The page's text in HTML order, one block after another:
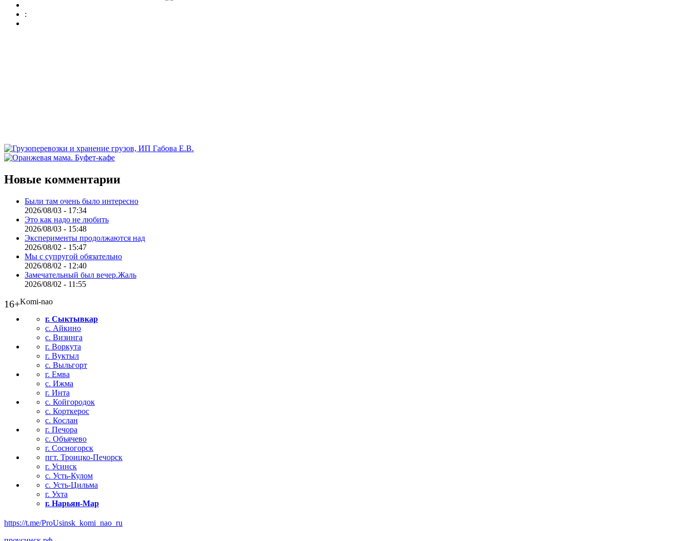
:
Новые комментарии
Были там очень было интересно
2026/08/03 - 17:34
Это как надо не любить
2026/08/03 - 15:48
Эксперименты продолжаются над
2026/08/02 - 15:47
Мы с супругой обязательно
2026/08/02 - 12:40
Замечательный был вечер.Жаль
2026/08/02 - 11:55
16+Komi-nao
г. Сыктывкар
с. Айкино
с. Визинга
г. Воркута
г. Вуктыл
с. Выльгорт
г. Емва
с. Ижма
г. Инта
с. Койгородок
с. Корткерос
с. Кослан
г. Печора
с. Объячево
г. Сосногорск
пгт. Троицко-Печорск
г. Усинск
с. Усть-Кулом
с. Усть-Цильма
г. Ухта
г. Нарьян-Мар
https://t.me/ProUsinsk_komi_nao_ru